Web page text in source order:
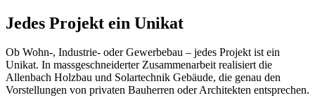
Jedes Projekt ein Unikat
Ob Wohn-, Industrie- oder Gewerbebau – jedes Projekt ist ein
Unikat. In massgeschneiderter Zusammenarbeit realisiert die
Allenbach Holzbau und Solartechnik Gebäude, die genau den
Vorstellungen von privaten Bauherren oder Architekten entsprechen.